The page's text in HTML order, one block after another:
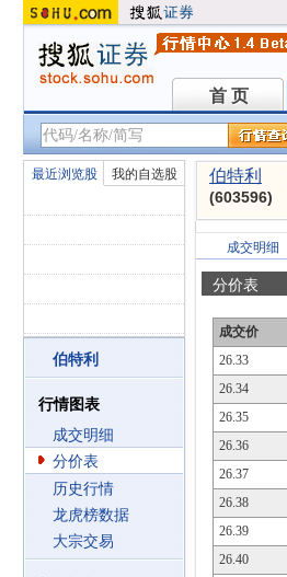
首 页
首 页
最近浏览股 我的自选股
伯特利
行情图表
成交明细
分价表
历史行情
龙虎榜数据
大宗交易
伯特利
(603596)
成交明细
分价表
成交价
26.33
26.34
26.35
26.36
26.37
26.38
26.39
26.40